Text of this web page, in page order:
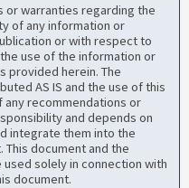
warranties regarding the
of any information or
or with respect to
use of the information or
provided herein. The
AS IS and the use of this
recommendations or
and depends on
integrate them into the
document and the
solely in connection with
document.